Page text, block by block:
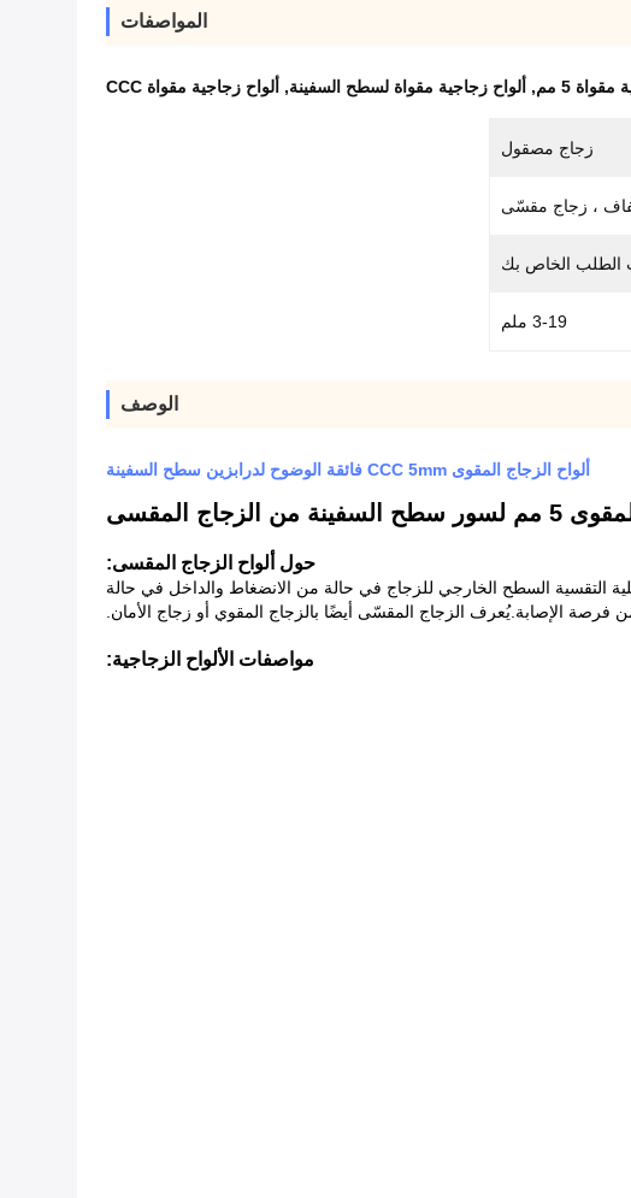
المواصفات
5 مم , ألواح زجاجية مقواة لسطح السفينة, ألواح زجاجية مقواة CCC
زجاج مصقول
، زجاج مقسّى
الطلب الخاص بك
3-19 ملم
الوصف
ألواح الزجاج المقوى CCC 5mm فائقة الوضوح لدرابزين سطح السفينة
الزجاج المقسى
حول ألواح الزجاج المقسى:
التقسية السطح الخارجي للزجاج في حالة من الانضغاط والداخل في حالة
الإصابة.يُعرف الزجاج المقسّى أيضًا بالزجاج المقوي أو زجاج الأمان.
مواصفات الألواح الزجاجية: